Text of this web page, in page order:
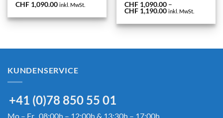
CHF 1,090.00 inkl. MwSt.
CHF 1,090.00 –
CHF 1,190.00Preisspanne:
bis
CHF 1,190.00
inkl. MwSt.
KUNDENSERVICE
+41 (0)78 850 55 01
Mo – Fr 08:00h – 12:00h & 13:30h – 17:00h